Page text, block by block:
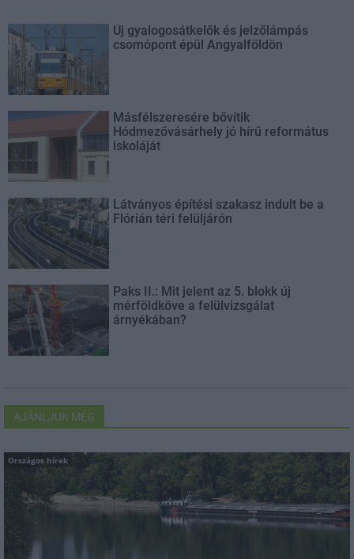
Új gyalogosátkelők és jelzőlámpás
csomópont épül Angyalföldön
Másfélszeresére bővítik
Hódmezővásárhely jó hírű református
iskoláját
Látványos építési szakasz indult be a
Flórián téri felüljárón
Paks II.: Mit jelent az 5. blokk új
mérföldköve a felülvizsgálat
árnyékában?
AJÁNLJUK MÉG
Országos hírek